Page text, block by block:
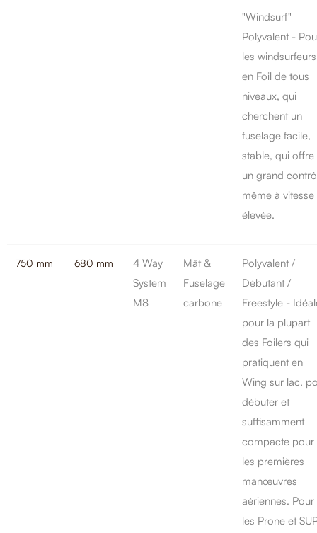
"Windsurf"
Polyvalent -
les windsurfeurs
en Foil de tous
niveaux, qui
cherchent un
fuselage facile,
stable, qui offre
un grand
même à vitesse
élevée.
750 mm 680 mm
4 Way
System
M8
Mât &
Fuselage
carbone
Polyvalent /
Débutant /
Freestyle -
pour la plupart
des Foilers qui
pratiquent en
Wing sur lac,
débuter et
suffisamment
compacte pour
les premières
manœuvres
aériennes. Pour
les Prone et